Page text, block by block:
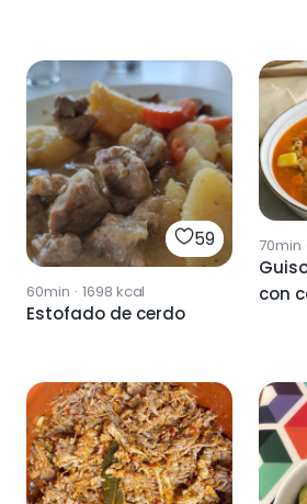
59
60min · 1698 kcal
Estofado de cerdo
70min
con